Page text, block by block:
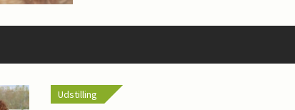
Udstilling